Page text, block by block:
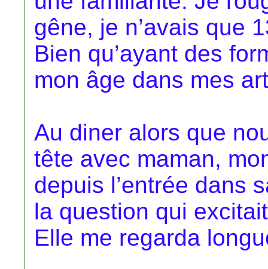
gêne, je n’avais que
Bien qu’ayant des
mon âge dans mes
Au diner alors que
tête avec maman,
depuis l’entrée dans
la question qui
Elle me regarda